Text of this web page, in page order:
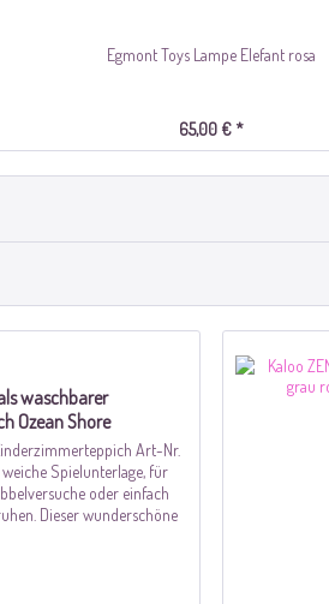
Egmont Toys Lampe Elefant rosa
65,00 € *
waschbarer
Ozean Shore
Art-Nr.
weiche Spielunterlage, für
oder einfach
Dieser wunderschöne